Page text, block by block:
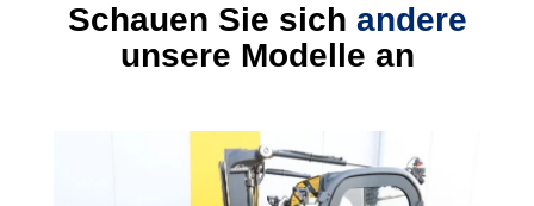
Schauen Sie sich andere
unsere Modelle an